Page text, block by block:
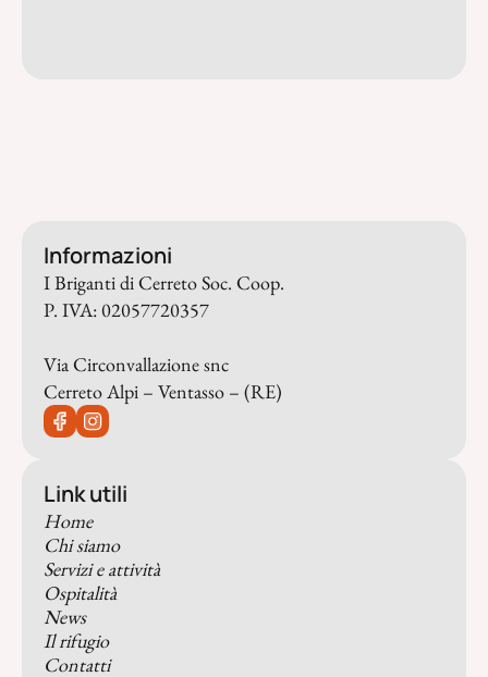
Informazioni
I Briganti di Cerreto Soc. Coop.
P. IVA: 02057720357
Via Circonvallazione snc
Cerreto Alpi – Ventasso – (RE)
Link utili
Home
Chi siamo
Servizi e attività
Ospitalità
News
Il rifugio
Contatti